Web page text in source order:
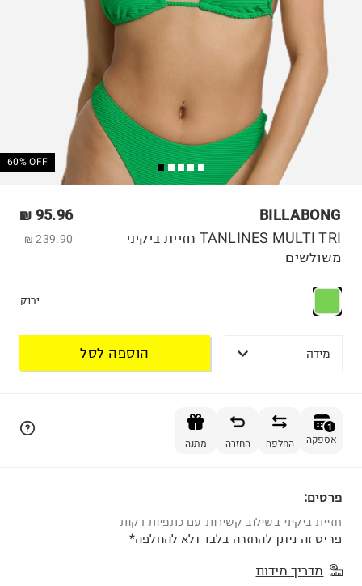
60% OFF
BILLABONG
95.96 ₪
239.90 ₪
TANLINES MULTI TRI חזיית ביקיני
משולשים
ירוק
מידה הוספה לסל
1
אספקה החלפה החזרה מתנה
פרטים:
חזיית ביקיני בשילוב קשירות עם כתפיות דקות
פריט זה ניתן להחזרה בלבד ולא להחלפה*
מדריך מידות